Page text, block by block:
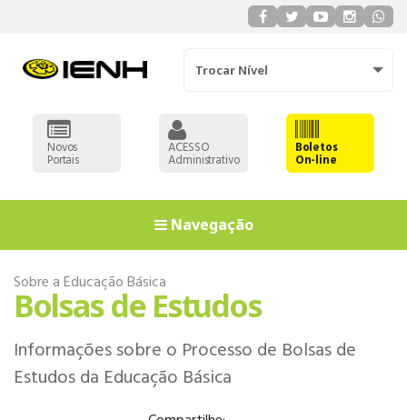
Trocar Nível
Novos
Portais
ACESSO
Administrativo
Boletos
On-line
Navegação
Sobre a Educação Básica
Bolsas de Estudos
Informações sobre o Processo de Bolsas de
Estudos da Educação Básica